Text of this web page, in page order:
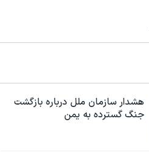
هشدار سازمان ملل درباره بازگشت
جنگ گسترده به یمن